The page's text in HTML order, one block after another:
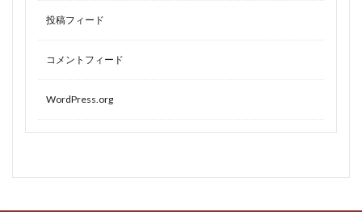
投稿フィード
コメントフィード
WordPress.org